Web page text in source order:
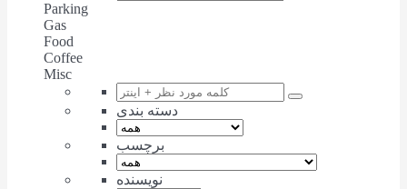
Parking
Gas
Food
Coffee
Misc
دسته بندی
برچسب
نویسنده